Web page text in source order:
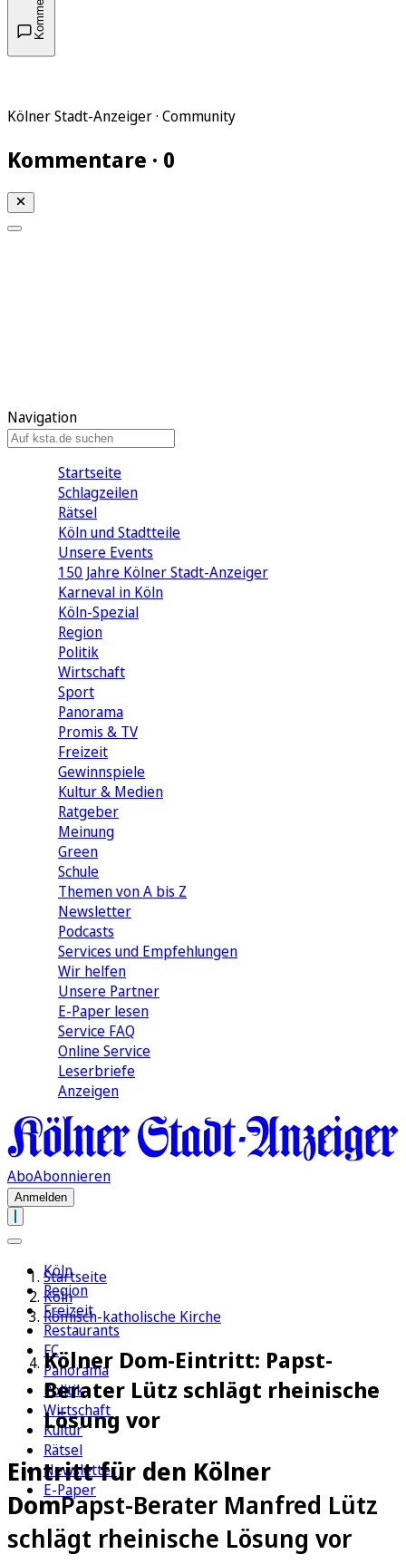
Kölner Stadt-Anzeiger · Community
Kommentare · 0
Navigation
Startseite
Schlagzeilen
Rätsel
Köln und Stadtteile
Unsere Events
150 Jahre Kölner Stadt-Anzeiger
Karneval in Köln
Köln-Spezial
Region
Politik
Wirtschaft
Sport
Panorama
Promis & TV
Freizeit
Gewinnspiele
Kultur & Medien
Ratgeber
Meinung
Green
Schule
Themen von A bis Z
Newsletter
Podcasts
Services und Empfehlungen
Wir helfen
Unsere Partner
E-Paper lesen
Service FAQ
Online Service
Leserbriefe
Anzeigen
AboAbonnieren
Anmelden
Köln
Region
Freizeit
Restaurants
FC
Panorama
Politik
Wirtschaft
Kultur
Rätsel
Newsletter
E-Paper
Startseite
Köln
Römisch-katholische Kirche
Kölner Dom-Eintritt: Papst-
Berater Lütz schlägt rheinische
Lösung vor
Eintritt für den Kölner
DomPapst-Berater Manfred Lütz
schlägt rheinische Lösung vor